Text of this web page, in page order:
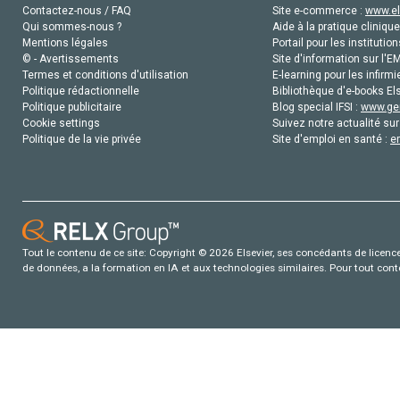
Contactez-nous / FAQ
Qui sommes-nous ?
Mentions légales
© - Avertissements
Termes et conditions d'utilisation
Politique rédactionnelle
Politique publicitaire
Cookie settings
Politique de la vie privée
Site e-commerce :
Aide à la pratique
Portail pour les
Site d'information sur
E-learning pour les
Bibliothèque d'e-books
Blog special IFSI :
Suivez notre actualité
Site d'emploi en santé :
Tout le contenu de ce site: Copyright © 2026 Elsevier, ses concédants de
de données, a la formation en IA et aux technologies similaires. Pour tout